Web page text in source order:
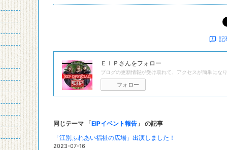
記
ＥＩＰ さんをフォロー
ブログの更新情報が受け取れて、アクセスが簡単にな
フォロー
同じテーマ 「EIPイベント報告 」 の記事
「江別ふれあい福祉の広場」出演しました！
2023-07-16